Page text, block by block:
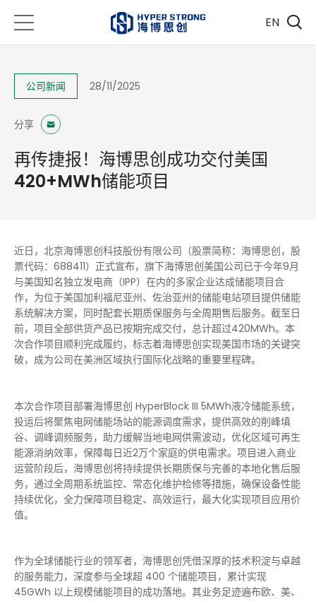
EN
公司新闻 28/11/2025
分享
再传捷报！海博思创成功交付美国
420+MWh储能项目
近日，北京海博思创科技股份有限公司（股票简称：海博思创，股
票代码：688411）正式宣布，旗下海博思创美国公司已于今年9月
与美国知名独立发电商（IPP）在内的多家企业达成储能项目合
作，为位于美国加利福尼亚州、佐治亚州的储能电站项目提供储能
系统解决方案，同时配套长期质保服务与全周期售后服务。截至日
前，项目全部供货产品已按期完成交付，总计超过420MWh。本
次合作项目顺利完成履约，标志着海博思创实现美国市场的关键突
破，成为公司在美洲区域执行国际化战略的重要里程碑。
本次合作项目部署海博思创 HyperBlock III 5MWh液冷储能系统，
投运后将聚焦电网储能场站的能源调度需求，提供高效的削峰填
谷、调峰调频服务，助力缓解当地电网供需波动，优化区域可再生
能源消纳效率，保障每日近2万个家庭的供电需求。项目进入商业
运营阶段后，海博思创将持续提供长期质保与完善的本地化售后服
务，通过全周期系统监控、常态化维护检修等措施，确保设备性能
持续优化，全力保障项目稳定、高效运行，最大化实现项目应用价
值。
作为全球储能行业的领军者，海博思创凭借深厚的技术积淀与卓越
的服务能力，深度参与全球超 400 个储能项目，累计实现
45GWh 以上规模储能项目的成功落地。其业务足迹遍布欧、美、